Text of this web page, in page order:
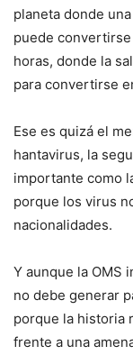
planeta donde
puede
horas, donde la
para convertirse
Ese es quizá el
hantavirus, la
importante como
porque los virus
nacionalidades.
Y aunque la OMS
no debe generar
porque la historia
frente a una